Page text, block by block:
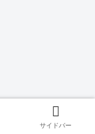
サイドバー